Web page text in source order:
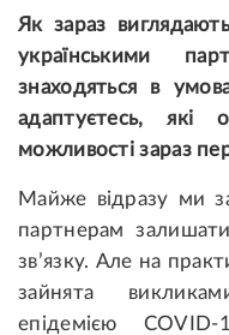
Як зараз
українськими
знаходяться в
адаптуєтесь, які
можливості зараз
Майже відразу ми
партнерам
зв’язку. Але на
зайнята
епідемією